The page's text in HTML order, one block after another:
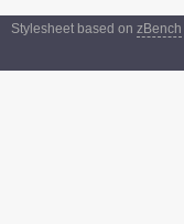
Stylesheet based on zBench